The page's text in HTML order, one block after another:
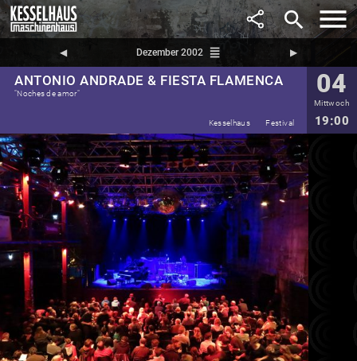
search
◀︎ Dezember 2002 reorder ▶︎
ANTONIO ANDRADE & FIESTA FLAMENCA
"Noches de amor" 04
Mittwoch
19:00
Kesselhaus Festival